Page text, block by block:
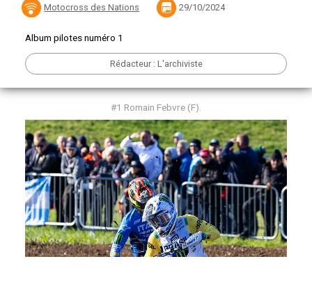
Motocross des Nations 29/10/2024
Album pilotes numéro 1
Rédacteur : L'archiviste
#1 Romain Febvre (F).